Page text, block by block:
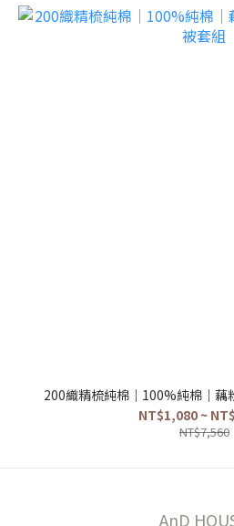
200織精梳純棉｜100%純棉｜藕
NT$1,080 ~
NT$7,560
AnD